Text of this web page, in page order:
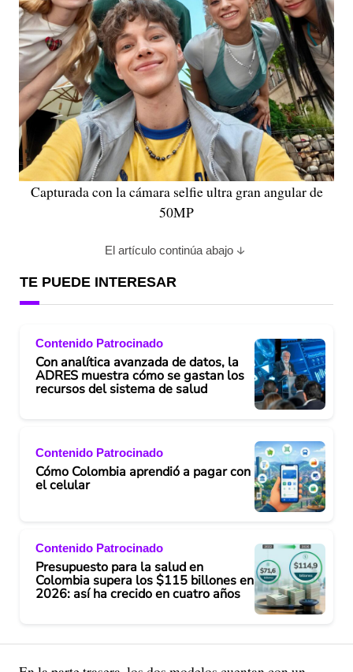
Capturada con la cámara selfie ultra gran angular de
50MP
El artículo continúa abajo
TE PUEDE INTERESAR
Contenido Patrocinado
Con analítica avanzada de datos, la
ADRES muestra cómo se gastan los
recursos del sistema de salud
Contenido Patrocinado
Cómo Colombia aprendió a pagar con
el celular
Contenido Patrocinado
Presupuesto para la salud en
Colombia supera los $115 billones en
2026: así ha crecido en cuatro años